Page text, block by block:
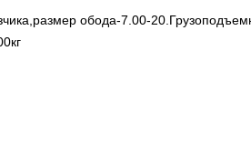
обода-7.00-